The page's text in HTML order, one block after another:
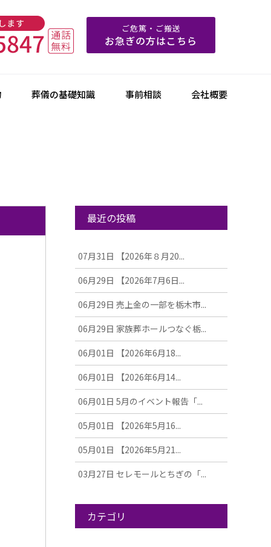
ご危篤・ご搬送
お急ぎの方はこちら
葬儀の基礎知識 事前相談 会社概要
最近の投稿
07月31日 【2026年８月20...
06月29日 【2026年7月6日...
06月29日 売上金の一部を栃木市...
06月29日 家族葬ホールつなぐ栃...
06月01日 【2026年6月18...
06月01日 【2026年6月14...
06月01日 5月のイベント報告「...
05月01日 【2026年5月16...
05月01日 【2026年5月21...
03月27日 セレモールとちぎの「...
カテゴリ